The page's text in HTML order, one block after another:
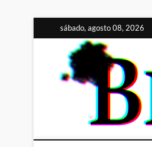
al
contenido
sábado, agosto 08, 2026